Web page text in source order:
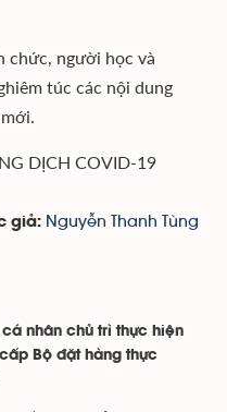
chức, người học và
túc các nội dung
DỊCH COVID-19
giả: Nguyễn Thanh Tùng
nhân chủ trì thực hiện
Bộ đặt hàng thực